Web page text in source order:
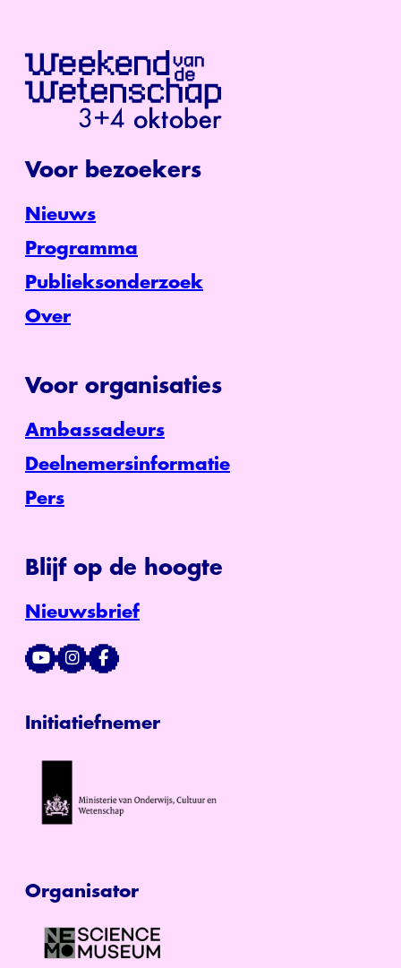
Voor bezoekers
Nieuws
Programma
Publieksonderzoek
Over
Voor organisaties
Ambassadeurs
Deelnemersinformatie
Pers
Blijf op de hoogte
Nieuwsbrief
Initiatiefnemer
Organisator